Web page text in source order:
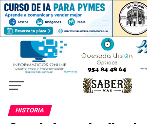
HISTORIA